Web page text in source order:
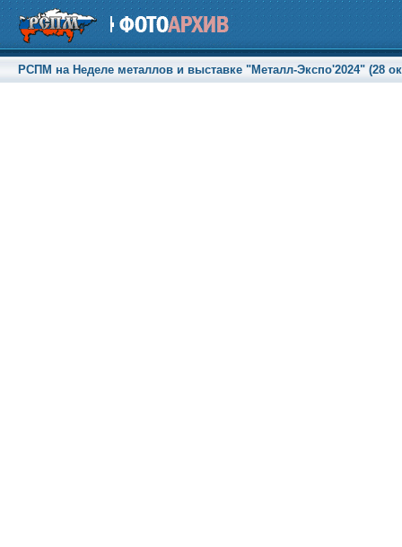
РСПМ на Неделе металлов и выставке "Металл-Экспо'2024" (28